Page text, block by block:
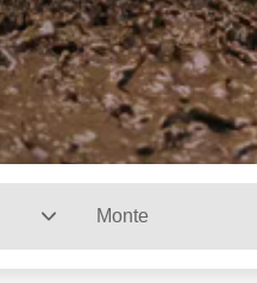
Monte